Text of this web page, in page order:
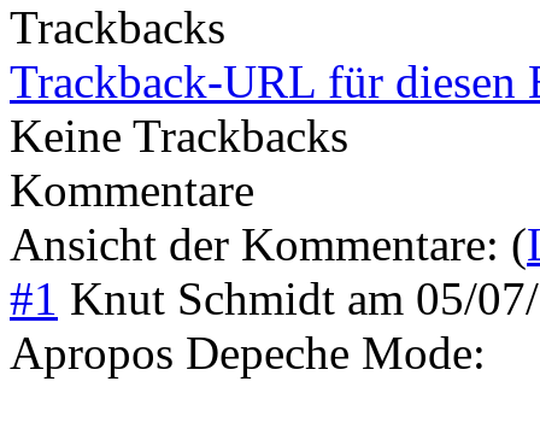
Trackbacks
Trackback-URL für diesen
Keine Trackbacks
Kommentare
Ansicht der Kommentare: (
#1 Knut Schmidt am 05/
Apropos Depeche Mode: